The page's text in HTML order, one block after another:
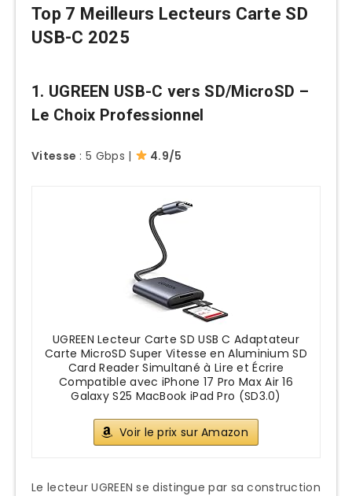
Carte SD Non Détectée
Performance Dégradée
Benchmarking Performance
Backup Strategies
Encryption et Confidentialité
Protection Données Sensibles
Évolutions Technologiques et Futur
USB4 et Thunderbolt 5
Next-Gen Connectivity
SD Express Future
Next-Gen SD Cards
Verdict Final et Recommandations
Par Profil Utilisateur
Photographe Amateur
Top 7 Meilleurs Lecteurs Carte SD
USB-C 2025
1. UGREEN USB-C vers SD/MicroSD –
Le Choix Professionnel
Vitesse : 5 Gbps | 4.9/5
UGREEN Lecteur Carte SD USB C Adaptateur
Carte MicroSD Super Vitesse en Aluminium SD
Card Reader Simultané à Lire et Écrire
Compatible avec iPhone 17 Pro Max Air 16
Galaxy S25 MacBook iPad Pro (SD3.0)
Voir le prix sur Amazon
Le lecteur UGREEN se distingue par sa construction